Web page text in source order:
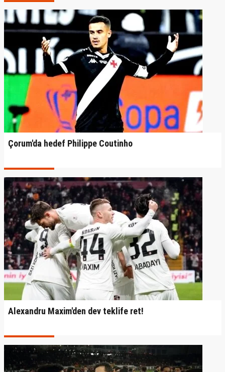
Çorum'da hedef Philippe Coutinho
Alexandru Maxim'den dev teklife ret!